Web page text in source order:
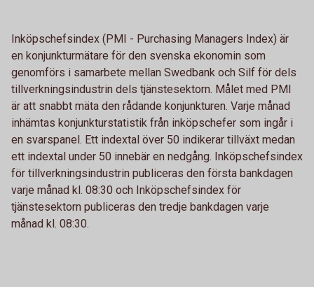
Inköpschefsindex (PMI - Purchasing Managers Index) är
en konjunkturmätare för den svenska ekonomin som
genomförs i samarbete mellan Swedbank och Silf för dels
tillverkningsindustrin dels tjänstesektorn. Målet med PMI
är att snabbt mäta den rådande konjunkturen. Varje månad
inhämtas konjunkturstatistik från inköpschefer som ingår i
en svarspanel. Ett indextal över 50 indikerar tillväxt medan
ett indextal under 50 innebär en nedgång. Inköpschefsindex
för tillverkningsindustrin publiceras den första bankdagen
varje månad kl. 08:30 och Inköpschefsindex för
tjänstesektorn publiceras den tredje bankdagen varje
månad kl. 08:30.